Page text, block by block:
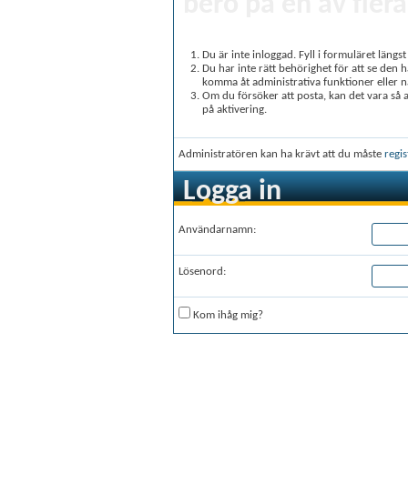
Du är inte inloggad. Fyll i formuläret
Du har inte rätt behörighet för att se den
komma åt administrativa funktioner eller
Om du försöker att posta, kan det vara
på aktivering.
Administratören kan ha krävt att du måste
Logga in
Användarnamn:
Lösenord:
Kom ihåg mig?